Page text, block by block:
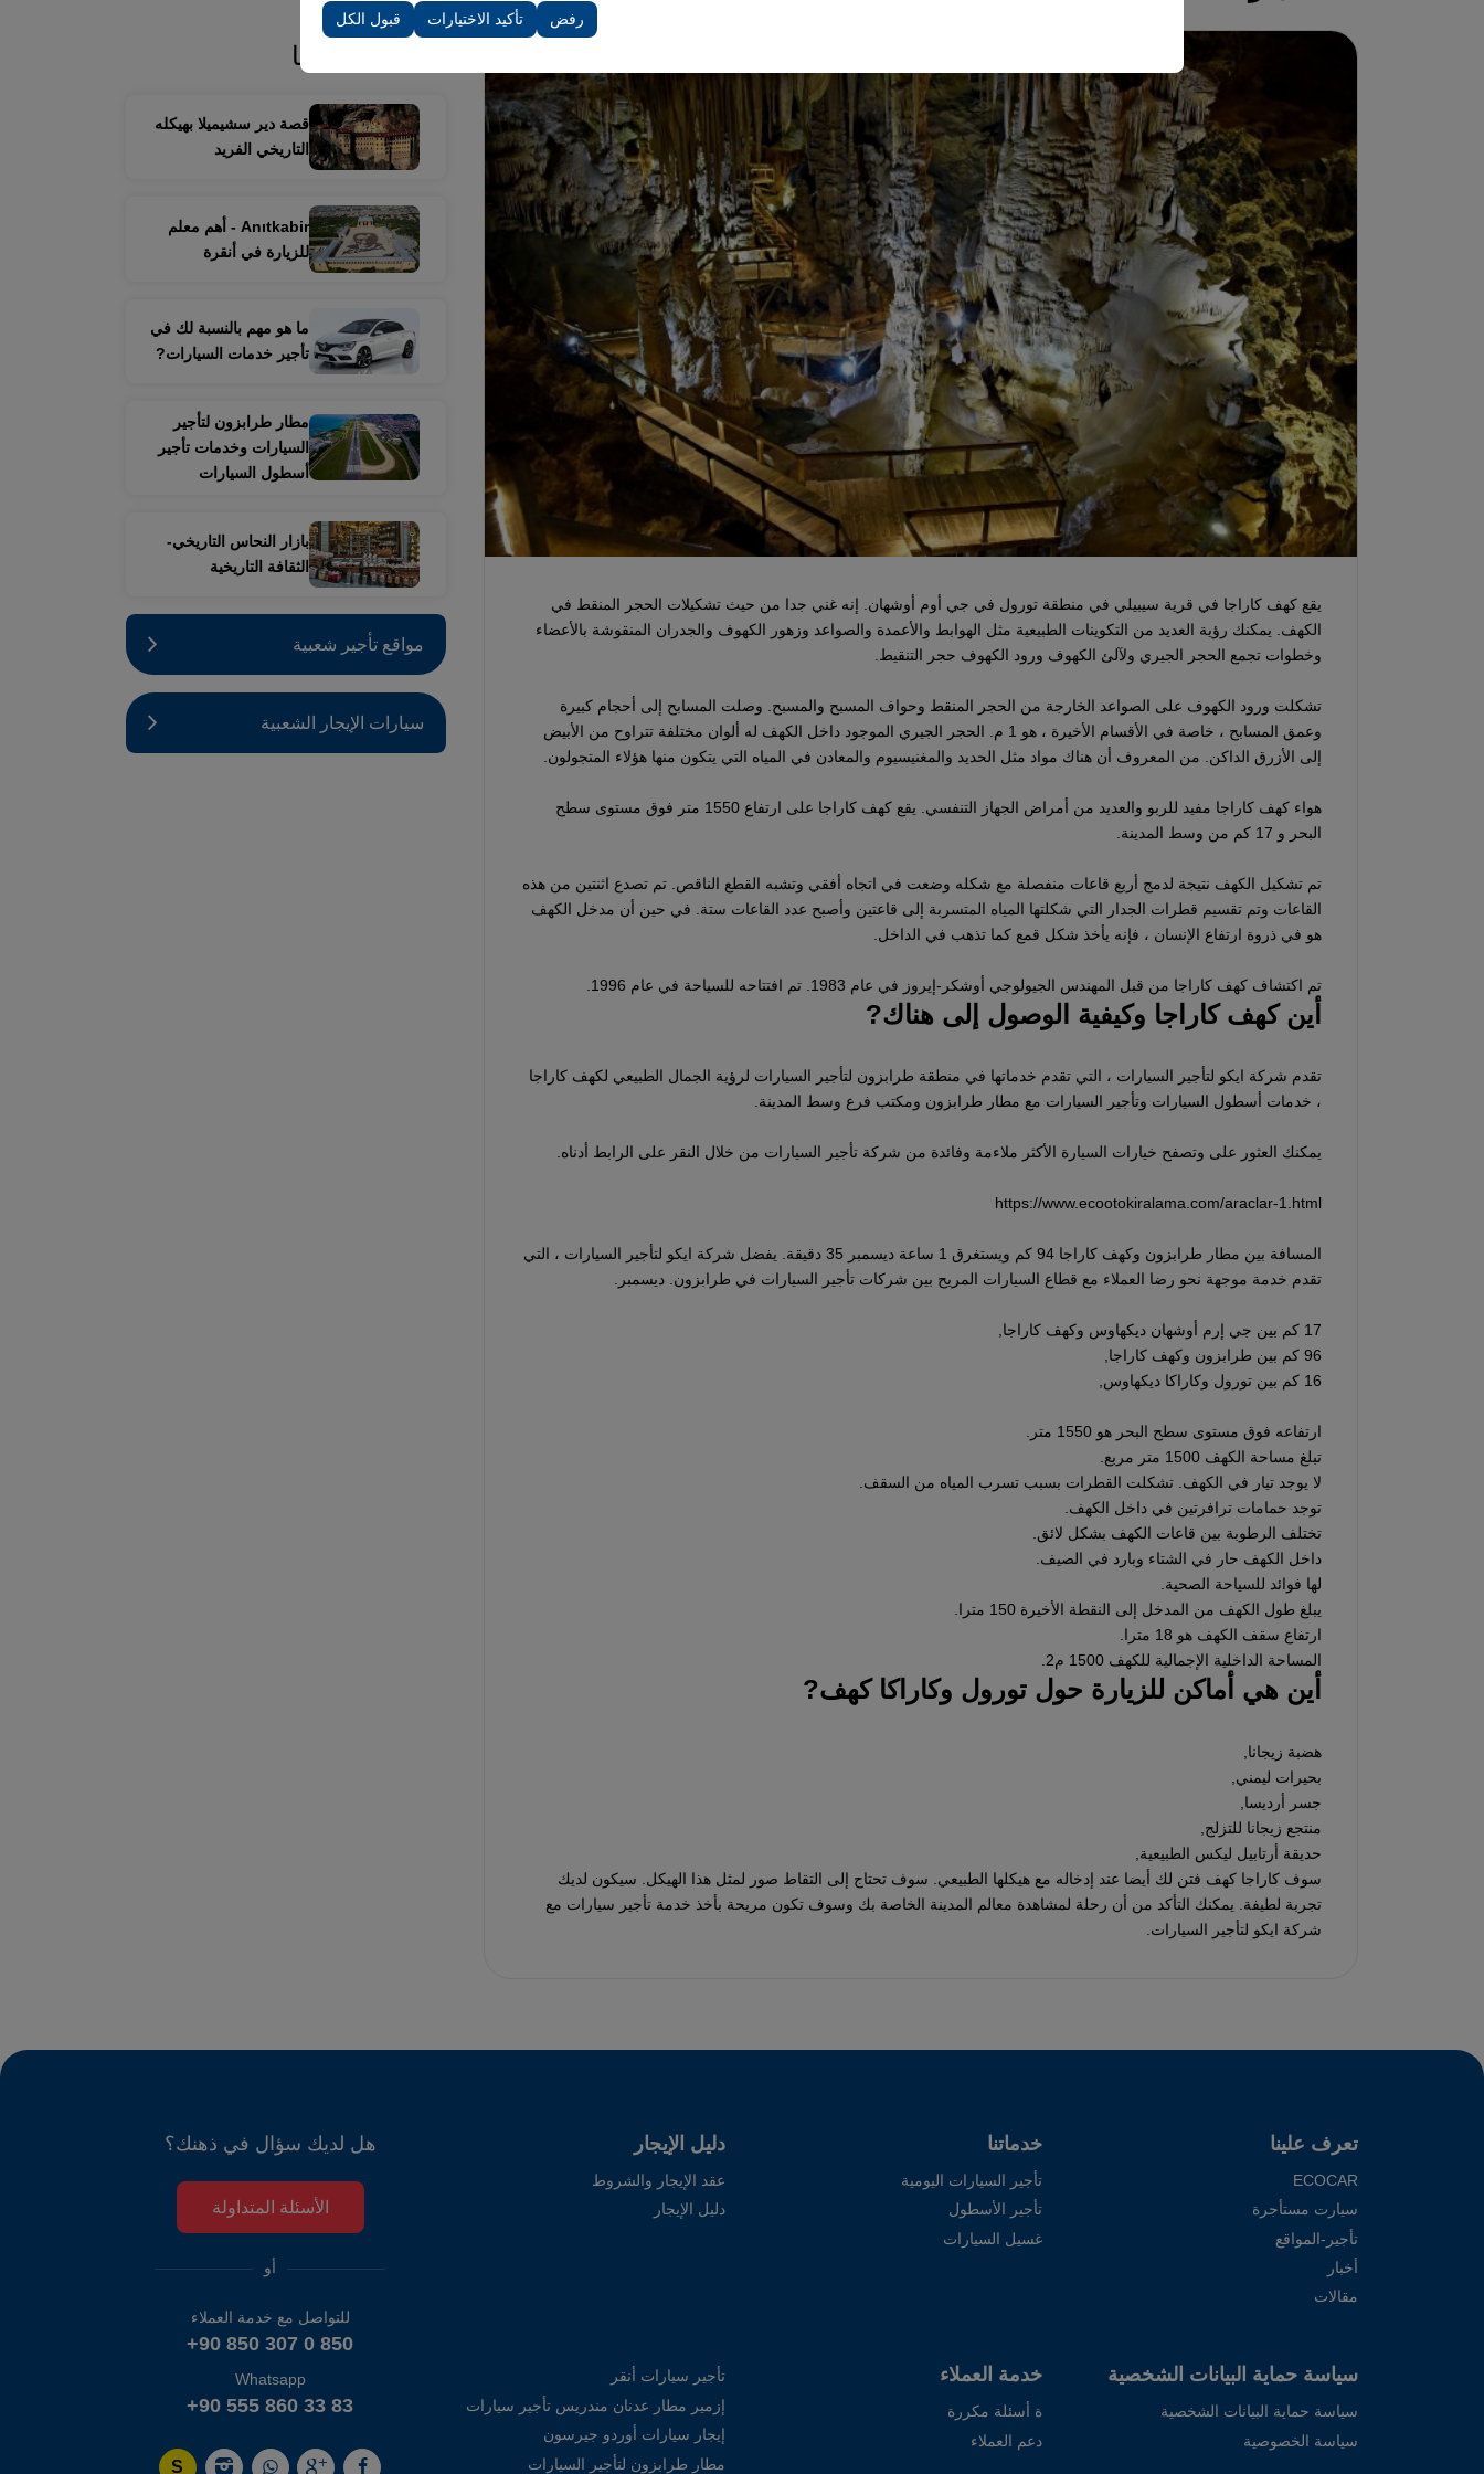
رفض تأكيد الاختيارات قبول الكل
يقع كهف كاراجا في قرية سيبيلي في منطقة تورول في جي أوم أوشهان. إنه غني جدا من حيث تشكيلات الحجر المنقط في
الكهف. يمكنك رؤية العديد من التكوينات الطبيعية مثل الهوابط والأعمدة والصواعد وزهور الكهوف والجدران المنقوشة بالأعضاء
وخطوات تجمع الحجر الجيري ولآلئ الكهوف ورود الكهوف حجر التنقيط.
تشكلت ورود الكهوف على الصواعد الخارجة من الحجر المنقط وحواف المسبح والمسبح. وصلت المسابح إلى أحجام كبيرة
وعمق المسابح ، خاصة في الأقسام الأخيرة ، هو 1 م. الحجر الجيري الموجود داخل الكهف له ألوان مختلفة تتراوح من الأبيض
إلى الأزرق الداكن. من المعروف أن هناك مواد مثل الحديد والمغنيسيوم والمعادن في المياه التي يتكون منها هؤلاء المتجولون.
هواء كهف كاراجا مفيد للربو والعديد من أمراض الجهاز التنفسي. يقع كهف كاراجا على ارتفاع 1550 متر فوق مستوى سطح
البحر و 17 كم من وسط المدينة.
تم تشكيل الكهف نتيجة لدمج أربع قاعات منفصلة مع شكله وضعت في اتجاه أفقي وتشبه القطع الناقص. تم تصدع اثنتين من هذه
القاعات وتم تقسيم قطرات الجدار التي شكلتها المياه المتسربة إلى قاعتين وأصبح عدد القاعات ستة. في حين أن مدخل الكهف
هو في ذروة ارتفاع الإنسان ، فإنه يأخذ شكل قمع كما تذهب في الداخل.
تم اكتشاف كهف كاراجا من قبل المهندس الجيولوجي أوشكر-إيروز في عام 1983. تم افتتاحه للسياحة في عام 1996.
أين كهف كاراجا وكيفية الوصول إلى هناك?
تقدم شركة ايكو لتأجير السيارات ، التي تقدم خدماتها في منطقة طرابزون لتأجير السيارات لرؤية الجمال الطبيعي لكهف كاراجا
، خدمات أسطول السيارات وتأجير السيارات مع مطار طرابزون ومكتب فرع وسط المدينة.
يمكنك العثور على وتصفح خيارات السيارة الأكثر ملاءمة وفائدة من شركة تأجير السيارات من خلال النقر على الرابط أدناه.
https://www.ecootokiralama.com/araclar-1.html
المسافة بين مطار طرابزون وكهف كاراجا 94 كم ويستغرق 1 ساعة ديسمبر 35 دقيقة. يفضل شركة ايكو لتأجير السيارات ، التي
تقدم خدمة موجهة نحو رضا العملاء مع قطاع السيارات المريح بين شركات تأجير السيارات في طرابزون. ديسمبر.
17 كم بين جي إرم أوشهان ديكهاوس وكهف كاراجا,
96 كم بين طرابزون وكهف كاراجا,
16 كم بين تورول وكاراكا ديكهاوس,
ارتفاعه فوق مستوى سطح البحر هو 1550 متر.
تبلغ مساحة الكهف 1500 متر مربع.
لا يوجد تيار في الكهف. تشكلت القطرات بسبب تسرب المياه من السقف.
توجد حمامات ترافرتين في داخل الكهف.
تختلف الرطوبة بين قاعات الكهف بشكل لائق.
داخل الكهف حار في الشتاء وبارد في الصيف.
لها فوائد للسياحة الصحية.
يبلغ طول الكهف من المدخل إلى النقطة الأخيرة 150 مترا.
ارتفاع سقف الكهف هو 18 مترا.
المساحة الداخلية الإجمالية للكهف 1500 م2.
أين هي أماكن للزيارة حول تورول وكاراكا كهف?
هضبة زيجانا,
بحيرات ليمني,
جسر أرديسا,
منتجع زيجانا للتزلج,
حديقة أرتابيل ليكس الطبيعية,
سوف كاراجا كهف فتن لك أيضا عند إدخاله مع هيكلها الطبيعي. سوف تحتاج إلى التقاط صور لمثل هذا الهيكل. سيكون لديك
تجربة لطيفة. يمكنك التأكد من أن رحلة لمشاهدة معالم المدينة الخاصة بك وسوف تكون مريحة بأخذ خدمة تأجير سيارات مع
شركة ايكو لتأجير السيارات.
قد تكون مهتمًا
قصة دير سشيميلا بهيكله
التاريخي الفريد
Anıtkabir - أهم معلم
للزيارة في أنقرة
ما هو مهم بالنسبة لك في
تأجير خدمات السيارات?
مطار طرابزون لتأجير
السيارات وخدمات تأجير
أسطول السيارات
بازار النحاس التاريخي-
الثقافة التاريخية
مواقع تأجير شعبية
سيارات الإيجار الشعبية
تعرف علينا
ECOCAR
سيارت مستأجرة
تأجير-المواقع
أخبار
مقالات
خدماتنا
تأجير السيارات اليومية
تأجير الأسطول
غسيل السيارات
دليل الإيجار
عقد الإيجار والشروط
دليل الإيجار
سياسة حماية البيانات الشخصية
سياسة حماية البيانات الشخصية
سياسة الخصوصية
خدمة العملاء
ة أسئلة مكررة
دعم العملاء
تأجير سيارات أنقر
إزمير مطار عدنان مندريس تأجير سيارات
إيجار سيارات أوردو جيرسون
مطار طرابزون لتأجير السيارات
هل لديك سؤال في ذهنك؟
الأسئلة المتداولة
أو
للتواصل مع خدمة العملاء
+90 850 307 0 850
Whatsapp
+90 555 860 33 83